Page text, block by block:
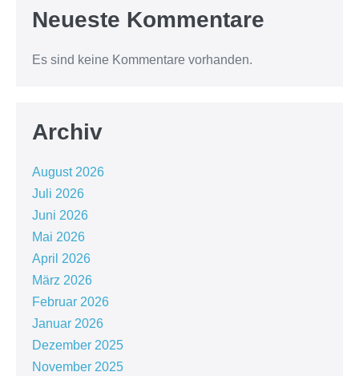
Neueste Kommentare
Es sind keine Kommentare vorhanden.
Archiv
August 2026
Juli 2026
Juni 2026
Mai 2026
April 2026
März 2026
Februar 2026
Januar 2026
Dezember 2025
November 2025